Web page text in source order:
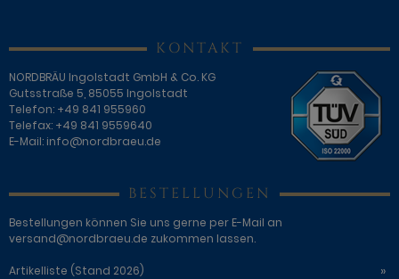
KONTAKT
NORDBRÄU Ingolstadt GmbH & Co. KG
Gutsstraße 5, 85055 Ingolstadt
Telefon: +49 841 955960
Telefax: +49 841 9559640
E-Mail: info@nordbraeu.de
BESTELLUNGEN
Bestellungen können Sie uns gerne per E-Mail an
versand@nordbraeu.de zukommen lassen.
Artikelliste (Stand 2026)